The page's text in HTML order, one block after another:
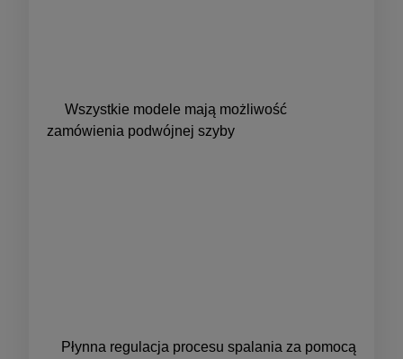
Wszystkie modele mają możliwość
zamówienia podwójnej szyby
Płynna regulacja procesu spalania za pomocą